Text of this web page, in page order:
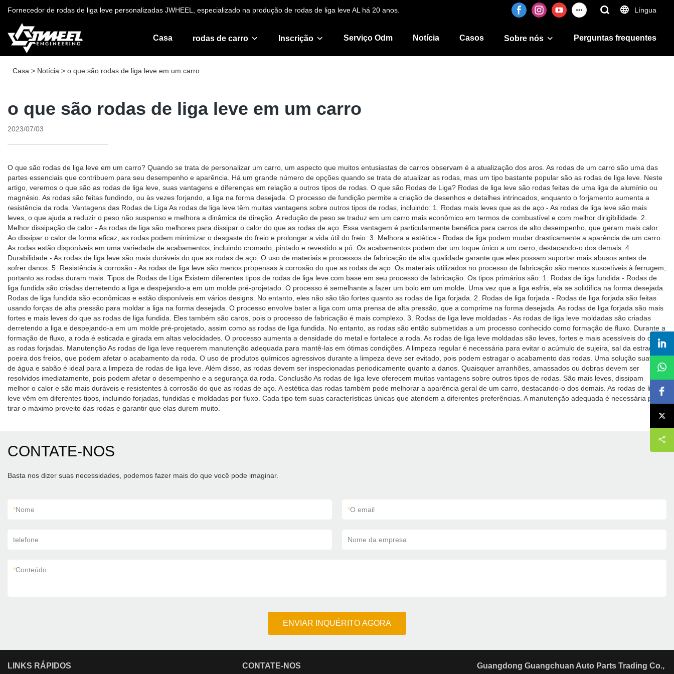
Fornecedor de rodas de liga leve personalizadas JWHEEL, especializado na produção de rodas de liga leve AL há 20 anos. Língua
Casa rodas de carro Inscrição Serviço Odm Notícia Casos Sobre nós Perguntas frequentes
Casa > Notícia > o que são rodas de liga leve em um carro
o que são rodas de liga leve em um carro
2023/07/03
O que são rodas de liga leve em um carro? Quando se trata de personalizar um carro, um aspecto que muitos entusiastas de carros observam é a atualização dos aros. As rodas de um carro são uma das
partes essenciais que contribuem para seu desempenho e aparência. Há um grande número de opções quando se trata de atualizar as rodas, mas um tipo bastante popular são as rodas de liga leve. Neste
artigo, veremos o que são as rodas de liga leve, suas vantagens e diferenças em relação a outros tipos de rodas. O que são Rodas de Liga? Rodas de liga leve são rodas feitas de uma liga de alumínio ou
magnésio. As rodas são feitas fundindo, ou às vezes forjando, a liga na forma desejada. O processo de fundição permite a criação de desenhos e detalhes intrincados, enquanto o forjamento aumenta a
resistência da roda. Vantagens das Rodas de Liga As rodas de liga leve têm muitas vantagens sobre outros tipos de rodas, incluindo: 1. Rodas mais leves que as de aço - As rodas de liga leve são mais
leves, o que ajuda a reduzir o peso não suspenso e melhora a dinâmica de direção. A redução de peso se traduz em um carro mais econômico em termos de combustível e com melhor dirigibilidade. 2.
Melhor dissipação de calor - As rodas de liga são melhores para dissipar o calor do que as rodas de aço. Essa vantagem é particularmente benéfica para carros de alto desempenho, que geram mais calor.
Ao dissipar o calor de forma eficaz, as rodas podem minimizar o desgaste do freio e prolongar a vida útil do freio. 3. Melhora a estética - Rodas de liga podem mudar drasticamente a aparência de um carro.
As rodas estão disponíveis em uma variedade de acabamentos, incluindo cromado, pintado e revestido a pó. Os acabamentos podem dar um toque único a um carro, destacando-o dos demais. 4.
Durabilidade - As rodas de liga leve são mais duráveis ​​do que as rodas de aço. O uso de materiais e processos de fabricação de alta qualidade garante que eles possam suportar mais abusos antes de
sofrer danos. 5. Resistência à corrosão - As rodas de liga leve são menos propensas à corrosão do que as rodas de aço. Os materiais utilizados no processo de fabricação são menos suscetíveis à ferrugem,
portanto as rodas duram mais. Tipos de Rodas de Liga Existem diferentes tipos de rodas de liga leve com base em seu processo de fabricação. Os tipos primários são: 1. Rodas de liga fundida - Rodas de
liga fundida são criadas derretendo a liga e despejando-a em um molde pré-projetado. O processo é semelhante a fazer um bolo em um molde. Uma vez que a liga esfria, ela se solidifica na forma desejada.
Rodas de liga fundida são econômicas e estão disponíveis em vários designs. No entanto, eles não são tão fortes quanto as rodas de liga forjada. 2. Rodas de liga forjada - Rodas de liga forjada são feitas
usando forças de alta pressão para moldar a liga na forma desejada. O processo envolve bater a liga com uma prensa de alta pressão, que a comprime na forma desejada. As rodas de liga forjada são mais
fortes e mais leves do que as rodas de liga fundida. Eles também são caros, pois o processo de fabricação é mais complexo. 3. Rodas de liga leve moldadas - As rodas de liga leve moldadas são criadas
derretendo a liga e despejando-a em um molde pré-projetado, assim como as rodas de liga fundida. No entanto, as rodas são então submetidas a um processo conhecido como formação de fluxo. Durante a
formação de fluxo, a roda é esticada e girada em altas velocidades. O processo aumenta a densidade do metal e fortalece a roda. As rodas de liga leve moldadas são leves, fortes e mais acessíveis do que
as rodas forjadas. Manutenção As rodas de liga leve requerem manutenção adequada para mantê-las em ótimas condições. A limpeza regular é necessária para evitar o acúmulo de sujeira, sal da estrada e
poeira dos freios, que podem afetar o acabamento da roda. O uso de produtos químicos agressivos durante a limpeza deve ser evitado, pois podem estragar o acabamento das rodas. Uma solução suave
de água e sabão é ideal para a limpeza de rodas de liga leve. Além disso, as rodas devem ser inspecionadas periodicamente quanto a danos. Quaisquer arranhões, amassados ​​ou dobras devem ser
resolvidos imediatamente, pois podem afetar o desempenho e a segurança da roda. Conclusão As rodas de liga leve oferecem muitas vantagens sobre outros tipos de rodas. São mais leves, dissipam
melhor o calor e são mais duráveis ​​e resistentes à corrosão do que as rodas de aço. A estética das rodas também pode melhorar a aparência geral de um carro, destacando-o dos demais. As rodas de liga
leve vêm em diferentes tipos, incluindo forjadas, fundidas e moldadas por fluxo. Cada tipo tem suas características únicas que atendem a diferentes preferências. A manutenção adequada é necessária para
tirar o máximo proveito das rodas e garantir que elas durem muito.
CONTATE-NOS
Basta nos dizer suas necessidades, podemos fazer mais do que você pode imaginar.
*Nome *O email
telefone Nome da empresa
*Conteúdo
ENVIAR INQUÉRITO AGORA
LINKS RÁPIDOS CONTATE-NOS
Guangdong Guangchuan Auto Parts Trading Co.,